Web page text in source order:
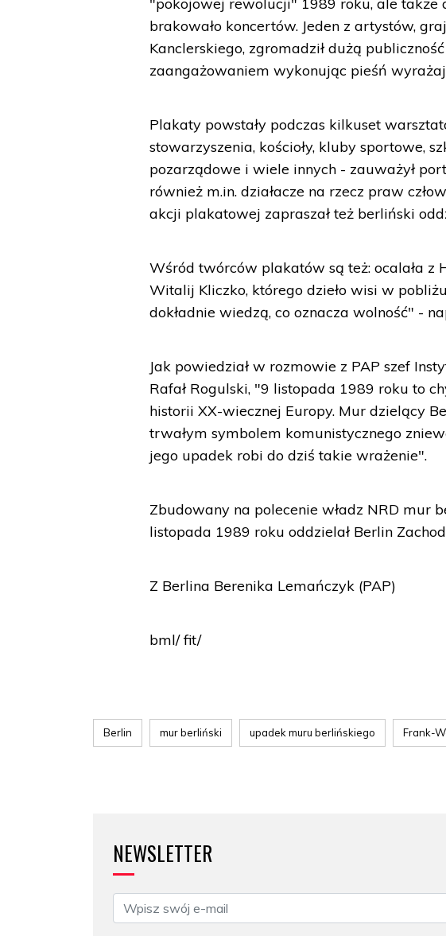
brakowało koncertów. Jeden z artystów,
Kanclerskiego, zgromadził dużą
zaangażowaniem wykonując pieśń
Plakaty powstały podczas kilkuset
stowarzyszenia, kościoły, kluby sportowe,
pozarządowe i wiele innych - zauważył
również m.in. działacze na rzecz praw
akcji plakatowej zapraszał też berliński
Wśród twórców plakatów są też: ocalała
Witalij Kliczko, którego dzieło wisi w
dokładnie wiedzą, co oznacza wolność" -
Jak powiedział w rozmowie z PAP szef
Rafał Rogulski, "9 listopada 1989 roku to
historii XX-wiecznej Europy. Mur dzielący
trwałym symbolem komunistycznego
jego upadek robi do dziś takie wrażenie".
Zbudowany na polecenie władz NRD mur
listopada 1989 roku oddzielał Berlin
Z Berlina Berenika Lemańczyk (PAP)
bml/ fit/
Berlin mur berliński upadek muru berlińskiego Frank-
NEWSLETTER